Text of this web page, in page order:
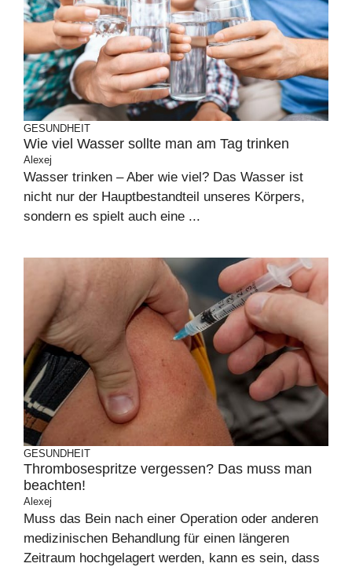
GESUNDHEIT
Wie viel Wasser sollte man am Tag trinken
Alexej
Wasser trinken – Aber wie viel? Das Wasser ist
nicht nur der Hauptbestandteil unseres Körpers,
sondern es spielt auch eine ...
GESUNDHEIT
Thrombosespritze vergessen? Das muss man
beachten!
Alexej
Muss das Bein nach einer Operation oder anderen
medizinischen Behandlung für einen längeren
Zeitraum hochgelagert werden, kann es sein, dass